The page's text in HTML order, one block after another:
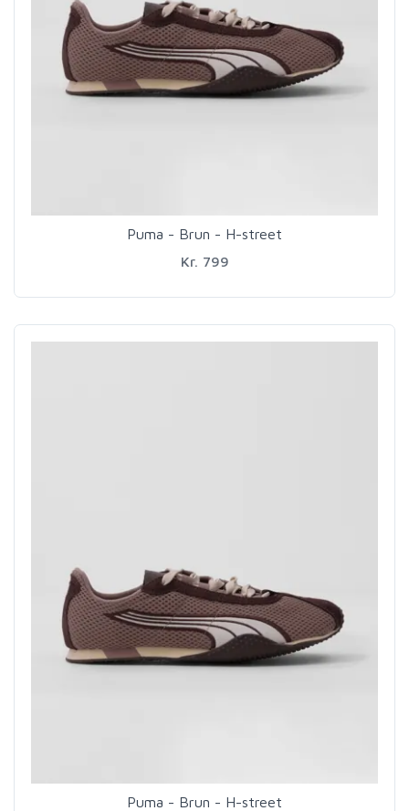
Puma - Brun - H-street
Kr. 799
Puma - Brun - H-street